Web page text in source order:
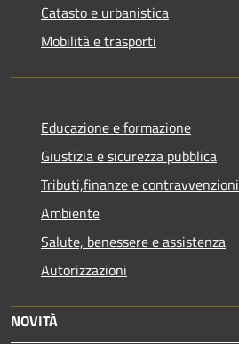
Catasto e urbanistica
Mobilità e trasporti
Educazione e formazione
Giustizia e sicurezza pubblica
Tributi,finanze e contravvenzioni
Ambiente
Salute, benessere e assistenza
Autorizzazioni
NOVITÀ